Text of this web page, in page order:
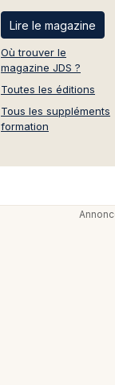
Lire le magazine
Où trouver le
magazine JDS ?
Toutes les éditions
Tous les suppléments
formation